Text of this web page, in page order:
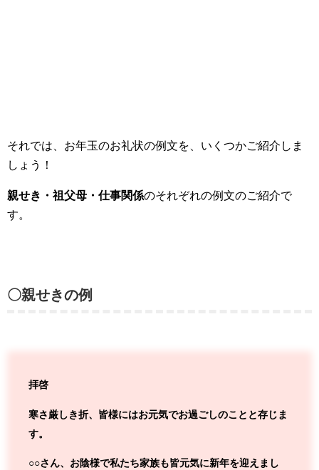
それでは、お年玉のお礼状の例文を、いくつかご紹介しま
しょう！
親せき・祖父母・仕事関係のそれぞれの例文のご紹介で
す。
〇親せきの例
拝啓
寒さ厳しき折、皆様にはお元気でお過ごしのことと存じま
す。
○○さん、お陰様で私たち家族も皆元気に新年を迎えまし